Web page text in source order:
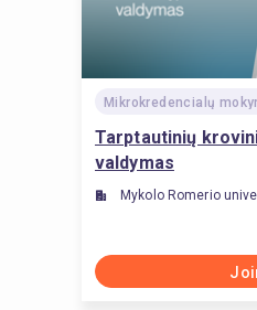
Mikrokredencialų
Tarptautinių
valdymas
Mykolo Romerio